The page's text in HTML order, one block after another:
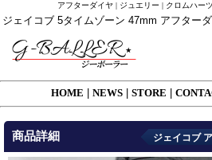
アフターダイヤ | ジュエリー | クロムハー
ジェイコブ 5タイムゾーン 47mm アフター
HOME NEWS STORE
商品詳細 ジェイコブ